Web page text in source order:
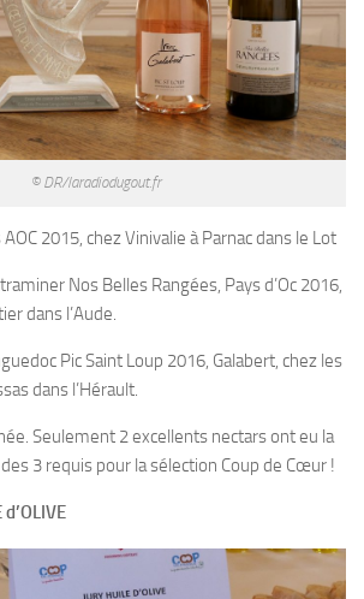
© DR/laradiodugout.fr
AOC 2015, chez Vinivalie à Parnac dans le Lot
Nos Belles Rangées, Pays d’Oc 2016,
dans l’Aude.
Pic Saint Loup 2016, Galabert, chez les
dans l’Hérault.
Seulement 2 excellents nectars ont eu la
des 3 requis pour la sélection Coup de Cœur !